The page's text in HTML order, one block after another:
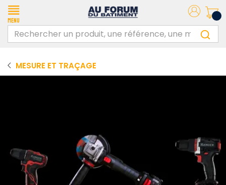
Menu
MESURE ET TRAÇAGE